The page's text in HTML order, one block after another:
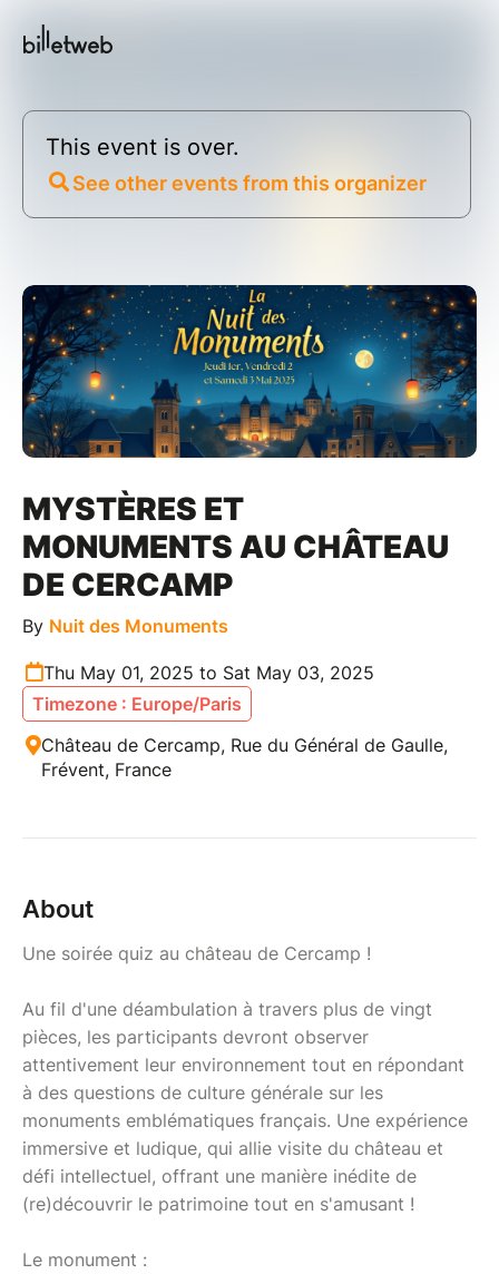
This event is over.
See other events from this organizer
MYSTÈRES ET
MONUMENTS AU CHÂTEAU
DE CERCAMP
By Nuit des Monuments
Thu May 01, 2025 to Sat May 03, 2025
Timezone : Europe/Paris
Château de Cercamp, Rue du Général de Gaulle,
Frévent, France
About
Une soirée quiz au château de Cercamp !
Au fil d'une déambulation à travers plus de vingt
pièces, les participants devront observer
attentivement leur environnement tout en répondant
à des questions de culture générale sur les
monuments emblématiques français. Une expérience
immersive et ludique, qui allie visite du château et
défi intellectuel, offrant une manière inédite de
(re)découvrir le patrimoine tout en s'amusant !
Le monument :